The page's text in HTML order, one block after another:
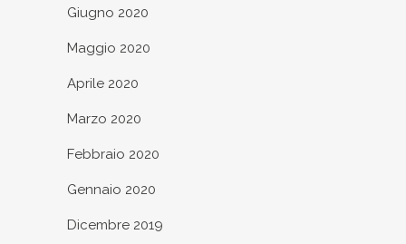
Giugno 2020
Maggio 2020
Aprile 2020
Marzo 2020
Febbraio 2020
Gennaio 2020
Dicembre 2019